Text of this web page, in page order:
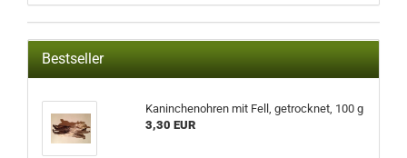
Bestseller
Kaninchenohren mit Fell, getrocknet, 100 g
3,30 EUR